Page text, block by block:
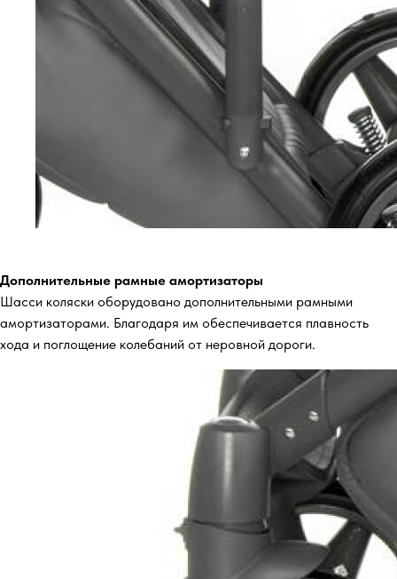
Дополнительные рамные амортизаторы
Шасси коляски оборудовано дополнительными рамными
амортизаторами. Благодаря им обеспечивается плавность
хода и поглощение колебаний от неровной дороги.